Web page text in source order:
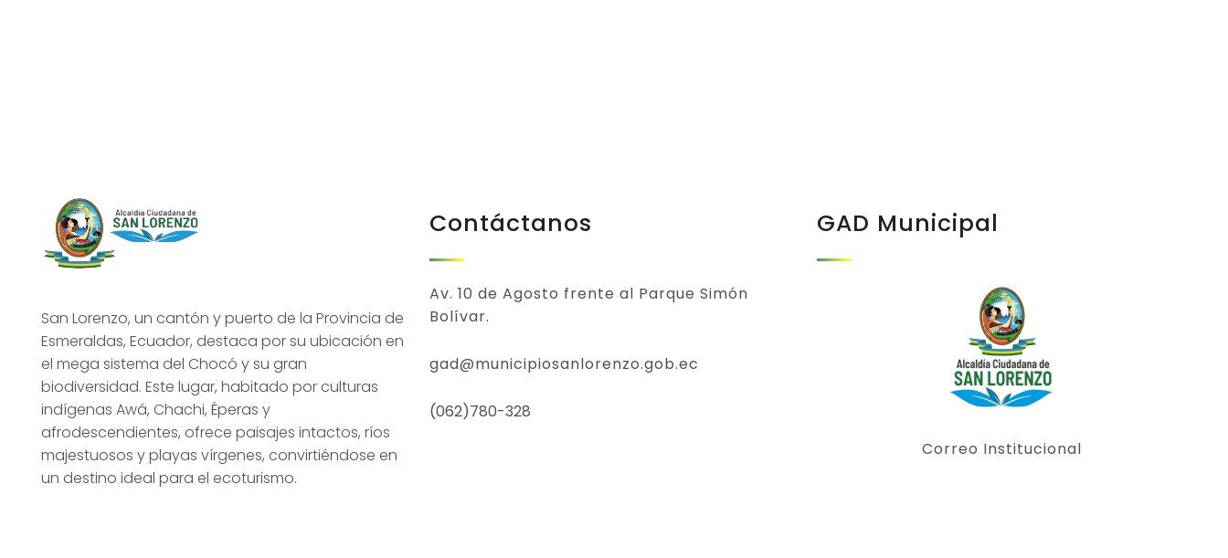
San Lorenzo, un cantón y puerto de la Provincia de
Esmeraldas, Ecuador, destaca por su ubicación en
el mega sistema del Chocó y su gran
biodiversidad. Este lugar, habitado por culturas
indígenas Awá, Chachi, Éperas y
afrodescendientes, ofrece paisajes intactos, ríos
majestuosos y playas vírgenes, convirtiéndose en
un destino ideal para el ecoturismo.
Contáctanos
Av. 10 de Agosto frente al Parque Simón
Bolívar.
gad@municipiosanlorenzo.gob.ec
(062)780-328
GAD Municipal
Correo Institucional